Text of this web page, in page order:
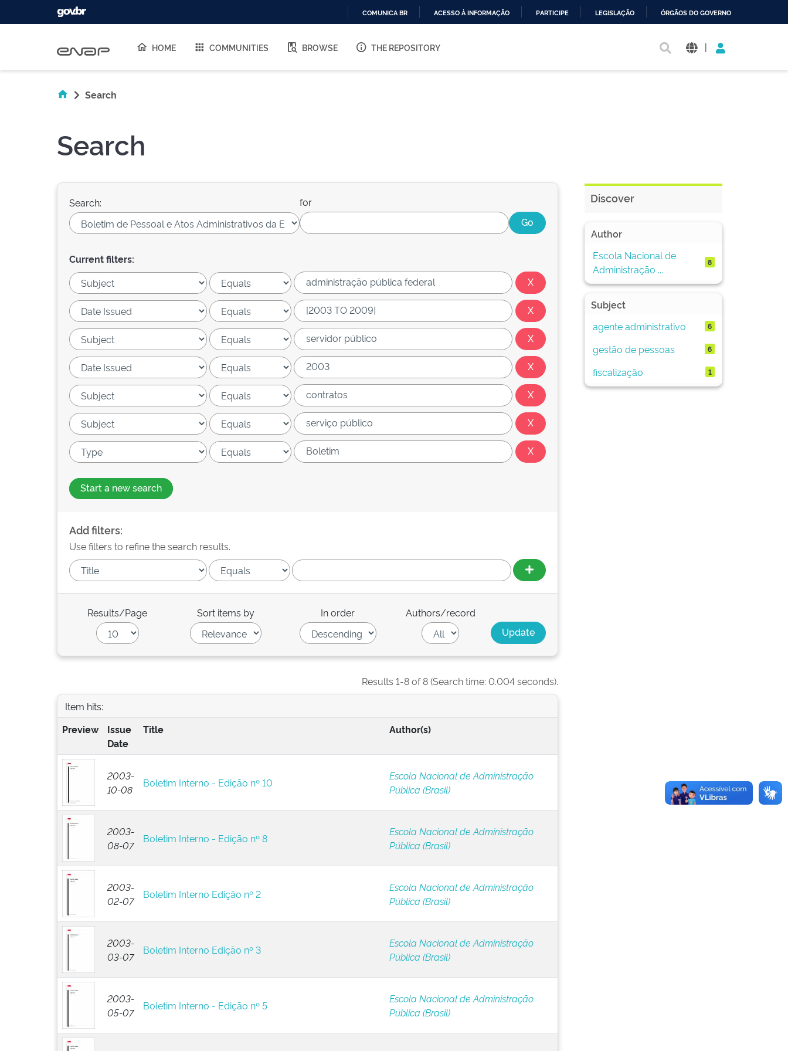
O
COMUNICA BR ACESSO À INFORMAÇÃO PARTICIPE LEGISLAÇÃO ÓRGÃOS DO GOVERNO
HOME COMMUNITIES BROWSE THE REPOSITORY |
Search
Search
Search: for
Current filters:
Start a new search
Add filters:
Use filters to refine the search results.
Results/Page Sort items by In order Authors/record
Results 1-8 of 8 (Search time: 0.004 seconds).
Item hits:
Preview
Issue
Date
Title Author(s)
2003-
10-08
Boletim Interno - Edição nº 10
Escola Nacional de Administração
Pública (Brasil)
2003-
08-07
Boletim Interno - Edição nº 8
Escola Nacional de Administração
Pública (Brasil)
2003-
02-07
Boletim Interno Edição nº 2
Escola Nacional de Administração
Pública (Brasil)
2003-
03-07
Boletim Interno Edição nº 3
Escola Nacional de Administração
Pública (Brasil)
2003-
05-07
Boletim Interno - Edição nº 5
Escola Nacional de Administração
Pública (Brasil)
Discover
Author
Escola Nacional de
Administração ...
8
Subject
agente administrativo
6
gestão de pessoas 6
fiscalização 1